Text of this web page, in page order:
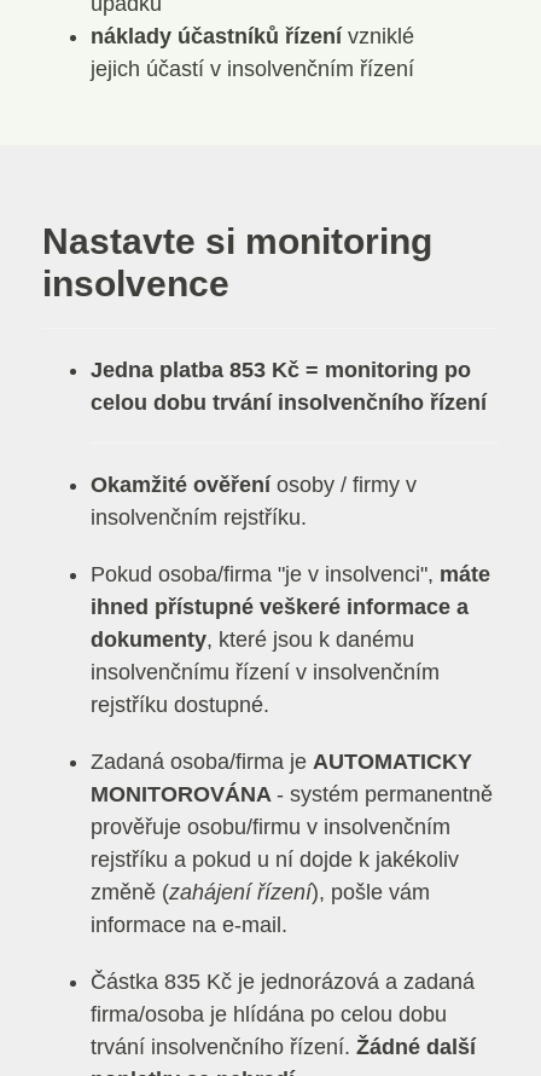
náklady účastníků řízení vzniklé
jejich účastí v insolvenčním řízení
Nastavte si monitoring
insolvence
Jedna platba 853 Kč = monitoring po
celou dobu trvání insolvenčního řízení
Okamžité ověření osoby / firmy v
insolvenčním rejstříku.
Pokud osoba/firma "je v insolvenci", máte
ihned přístupné veškeré informace a
dokumenty, které jsou k danému
insolvenčnímu řízení v insolvenčním
rejstříku dostupné.
Zadaná osoba/firma je AUTOMATICKY
MONITOROVÁNA - systém permanentně
prověřuje osobu/firmu v insolvenčním
rejstříku a pokud u ní dojde k jakékoliv
změně (zahájení řízení), pošle vám
informace na e-mail.
Částka 835 Kč je jednorázová a zadaná
firma/osoba je hlídána po celou dobu
trvání insolvenčního řízení. Žádné další